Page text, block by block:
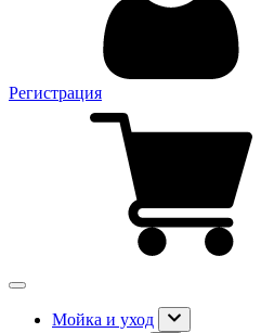
Регистрация
Мойка и уход